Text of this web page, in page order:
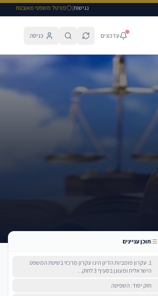
נגישות| פורטל משפטי מאובטח
עדכונים כניסה
תוכן עניינים
1. עקרון פומביות הדיון הינו עקרון מרכזי בשיטת המשפט
הישראלית ומעוגן בסעיף 3 לחוק...
חוק יסוד: השפיטה